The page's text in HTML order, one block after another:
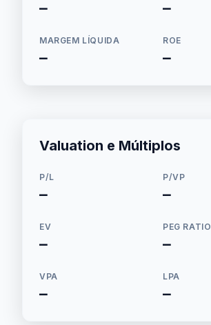
— —
MARGEM LÍQUIDA
—
ROE
—
Valuation e Múltiplos
P/L
—
P/VP
—
EV
—
PEG RATIO
—
VPA
—
LPA
—